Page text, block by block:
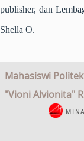
publisher, dan
Shella O.
Mahasiswi
"Vioni Alvionita"